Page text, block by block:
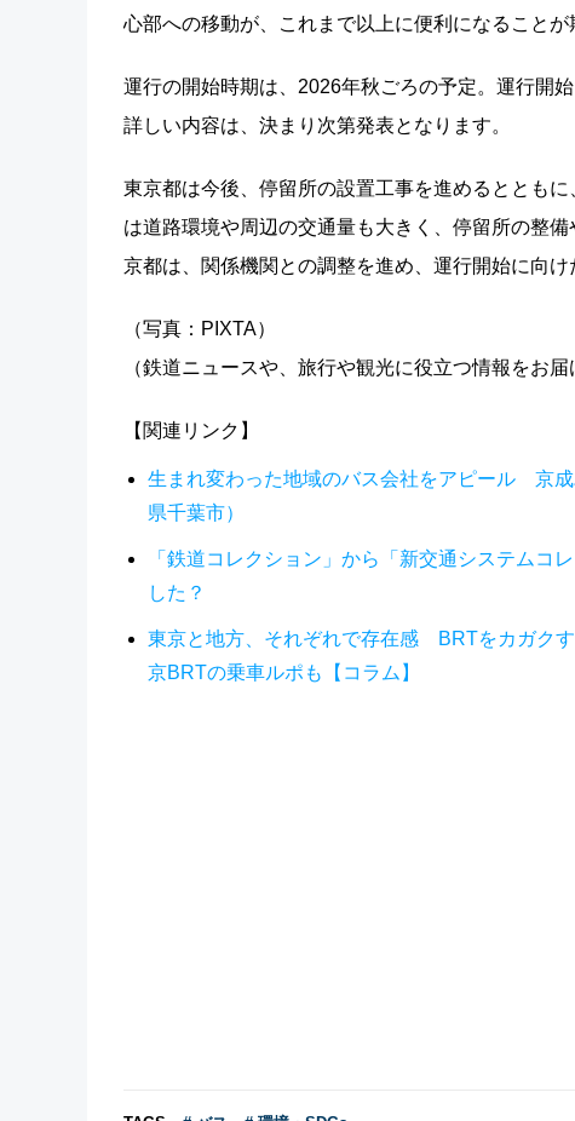
心部への移動が、これまで以上に便利になることが
運行の開始時期は、2026年秋ごろの予定。運行開
詳しい内容は、決まり次第発表となります。
東京都は今後、停留所の設置工事を進めるととも
は道路環境や周辺の交通量も大きく、停留所の整
京都は、関係機関との調整を進め、運行開始に向け
（写真：PIXTA）
（鉄道ニュースや、旅行や観光に役立つ情報をお届
【関連リンク】
生まれ変わった地域のバス会社をアピール 京
県千葉市）
「鉄道コレクション」から「新交通システム
した？
東京と地方、それぞれで存在感 BRTをカガク
京BRTの乗車ルポも【コラム】